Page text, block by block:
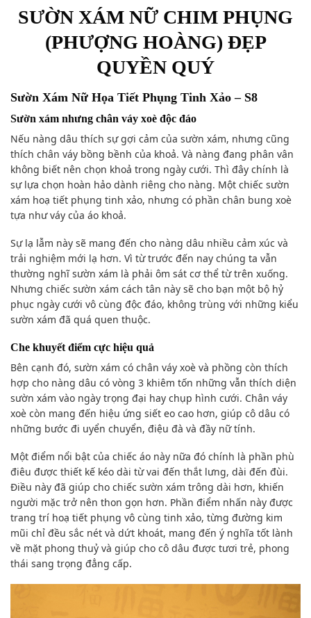
SƯỜN XÁM NỮ CHIM PHỤNG
(PHƯỢNG HOÀNG) ĐẸP
QUYỀN QUÝ
Sườn Xám Nữ Họa Tiết Phụng Tinh Xảo – S8
Sườn xám nhưng chân váy xoè độc đáo
Nếu nàng dâu thích sự gợi cảm của sườn xám, nhưng cũng
thích chân váy bồng bềnh của khoả. Và nàng đang phân vân
không biết nên chọn khoả trong ngày cưới. Thì đây chính là
sự lựa chọn hoàn hảo dành riêng cho nàng. Một chiếc sườn
xám hoạ tiết phụng tinh xảo, nhưng có phần chân bung xoè
tựa như váy của áo khoả.
Sự lạ lẫm này sẽ mang đến cho nàng dâu nhiều cảm xúc và
trải nghiệm mới lạ hơn. Vì từ trước đến nay chúng ta vẫn
thường nghĩ sườn xám là phải ôm sát cơ thể từ trên xuống.
Nhưng chiếc sườn xám cách tân này sẽ cho bạn một bộ hỷ
phục ngày cưới vô cùng độc đáo, không trùng với những kiểu
sườn xám đã quá quen thuộc.
Che khuyết điểm cực hiệu quả
Bên cạnh đó, sườn xám có chân váy xoè và phồng còn thích
hợp cho nàng dâu có vòng 3 khiêm tốn những vẫn thích diện
sườn xám vào ngày trọng đại hay chụp hình cưới. Chân váy
xoè còn mang đến hiệu ứng siết eo cao hơn, giúp cô dâu có
những bước đi uyển chuyển, điệu đà và đầy nữ tính.
Một điểm nổi bật của chiếc áo này nữa đó chính là phần phù
điêu được thiết kế kéo dài từ vai đến thắt lưng, dài đến đùi.
Điều này đã giúp cho chiếc sườn xám trông dài hơn, khiến
người mặc trở nên thon gọn hơn. Phần điểm nhấn này được
trang trí hoạ tiết phụng vô cùng tinh xảo, từng đường kim
mũi chỉ đều sắc nét và dứt khoát, mang đến ý nghĩa tốt lành
về mặt phong thuỷ và giúp cho cô dâu được tươi trẻ, phong
thái sang trọng đẳng cấp.